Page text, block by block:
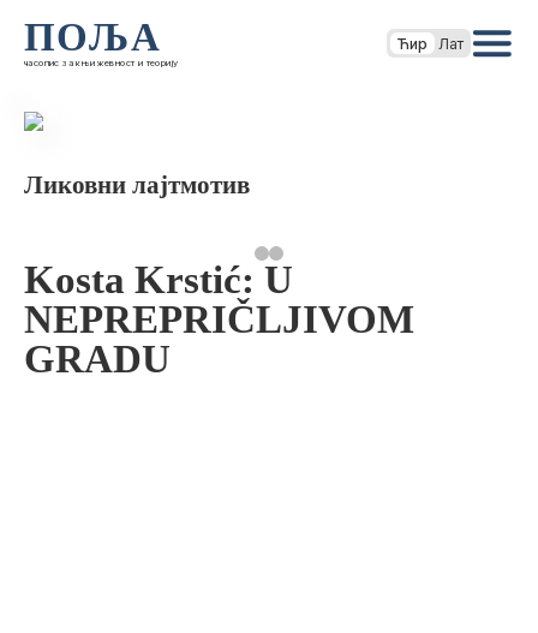
ПОЉА
часопис за књижевност и теорију
Ћир Лат
Ликовни лајтмотив
Kosta Krstić: U
NEPREPRIČLJIVOM
GRADU